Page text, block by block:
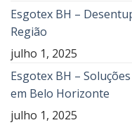
Esgotex BH –
Região
julho 1, 2025
Esgotex BH –
em Belo Horizonte
julho 1, 2025